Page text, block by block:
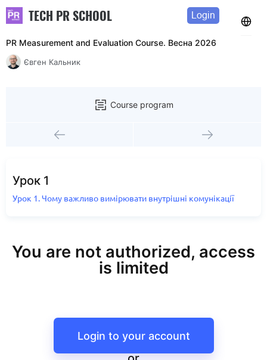
TECH PR SCHOOL Login
PR Measurement and Evaluation Course. Весна 2026
Євген Кальник
Course program
Урок 1
Урок 1. Чому важливо вимірювати внутрішні комунікації
You are not authorized, access
is limited
Login to your account